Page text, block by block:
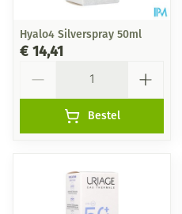
Hyalo4 Silverspray 50ml
€ 14,41
Bestel